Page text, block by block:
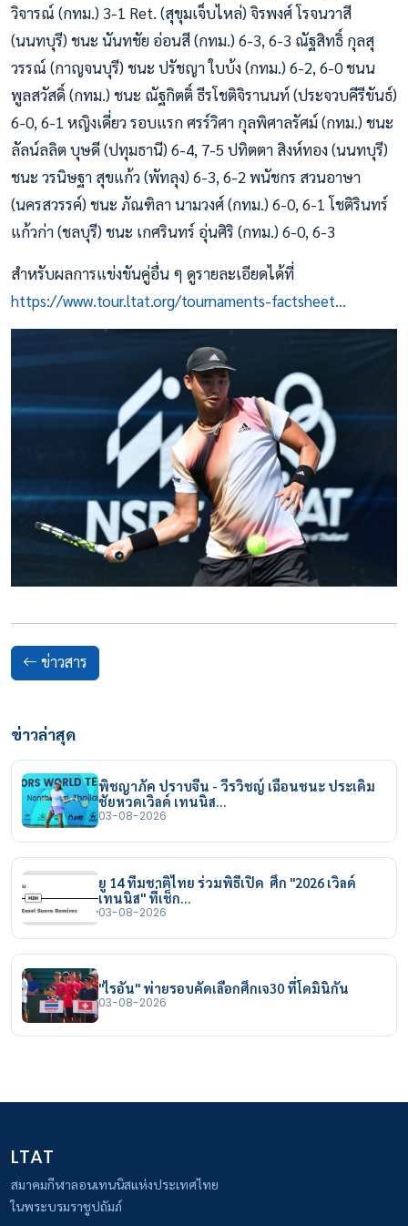
วิจารณ์ (กทม.) 3-1 Ret. (สุขุมเจ็บไหล่) จิรพงศ์ โรจนวาสี
(นนทบุรี) ชนะ นันทชัย อ่อนสี (กทม.) 6-3, 6-3 ณัฐสิทธิ์ กุลสุ
วรรณ์ (กาญจนบุรี) ชนะ ปรัชญา ใบบ้ง (กทม.) 6-2, 6-0 ชนน
พูลสวัสดิ์ (กทม.) ชนะ ณัฐกิตติ์ ธีรโชติจิรานนท์ (ประจวบคีรีขันธ์)
6-0, 6-1 หญิงเดี่ยว รอบแรก ศรร์วิศา กุลพิศาลรัศม์ (กทม.) ชนะ
ลัลน์ลลิต บุษดี (ปทุมธานี) 6-4, 7-5 ปทิตตา สิงห์ทอง (นนทบุรี)
ชนะ วรนิษฐา สุขแก้ว (พัทลุง) 6-3, 6-2 พนัชกร สวนอาษา
(นครสวรรค์) ชนะ ภัณฑิลา นามวงศ์ (กทม.) 6-0, 6-1 โชติรินทร์
แก้วก่า (ชลบุรี) ชนะ เกศรินทร์ อุ่นศิริ (กทม.) 6-0, 6-3
สำหรับผลการแข่งขันคู่อื่น ๆ ดูรายละเอียดได้ที่
https://www.tour.ltat.org/tournaments-factsheet...
ข่าวสาร
ข่าวล่าสุด
พิชญาภัค ปราบจีน - วีรวิชญ์ เฉือนชนะ ประเดิม
ชัยหวดเวิลด์ เทนนิส…
03-08-2026
ยู 14 ทีมชาติไทย ร่วมพิธีเปิด ศึก "2026 เวิลด์
เทนนิส" ที่เช็ก…
03-08-2026
"ไรอัน" พ่ายรอบคัดเลือกศึกเจ30 ที่โดมินิกัน
03-08-2026
LTAT
สมาคมกีฬาลอนเทนนิสแห่งประเทศไทย
ในพระบรมราชูปถัมภ์